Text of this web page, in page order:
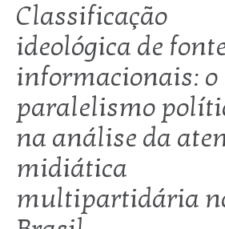
Classificação
ideológica de
informacionais: o
paralelismo
na análise da
midiática
multipartidária